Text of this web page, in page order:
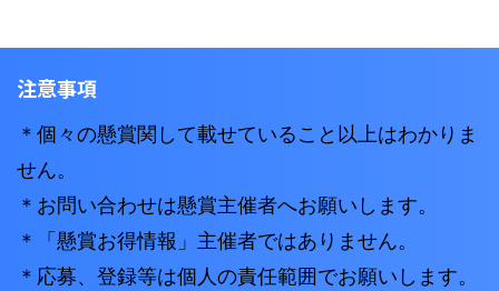
注意事項
＊個々の懸賞関して載せていること以上はわかりま
せん。
＊お問い合わせは懸賞主催者へお願いします。
＊「懸賞お得情報」主催者ではありません。
＊応募、登録等は個人の責任範囲でお願いします。